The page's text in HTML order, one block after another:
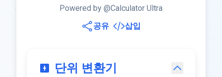
Powered by @Calculator Ultra
공유
삽입
단위 변환기